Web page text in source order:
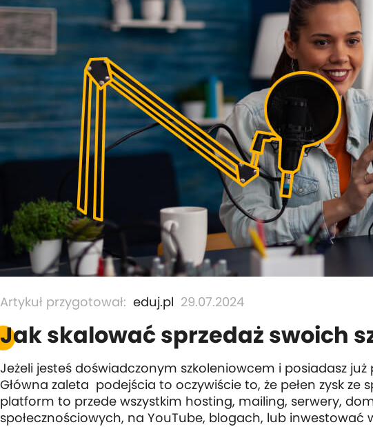
Artykuł przygotował: eduj.pl 29.07.2024
Jak skalować sprzedaż swoich
Jeżeli jesteś doświadczonym szkoleniowcem i posiadasz
Główna zaleta podejścia to oczywiście to, że pełen zysk
platform to przede wszystkim hosting, mailing, serwery,
społecznościowych, na YouTube, blogach, lub inwestować